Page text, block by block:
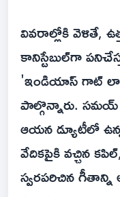
వివరాల్లోకి వెళితే,
కానిస్టేబుల్‌గా
'ఇండియాస్ గాట్
పాల్గొన్నారు.
ఆయన డ్యూటీలో
వేదికపైకి వచ్చిన
స్వరపరిచిన గీతాన్ని